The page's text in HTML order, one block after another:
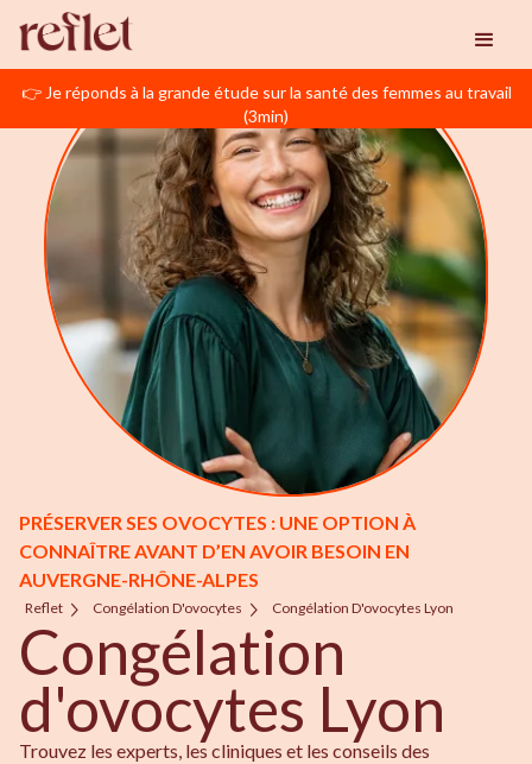
👉 Je réponds à la grande étude sur la santé des femmes au travail
(3min)
PRÉSERVER SES OVOCYTES : UNE OPTION À
CONNAÎTRE AVANT D’EN AVOIR BESOIN EN
AUVERGNE-RHÔNE-ALPES
Reflet Congélation D'ovocytes Congélation D'ovocytes Lyon
Congélation
d'ovocytes Lyon
Trouvez les experts, les cliniques et les conseils des